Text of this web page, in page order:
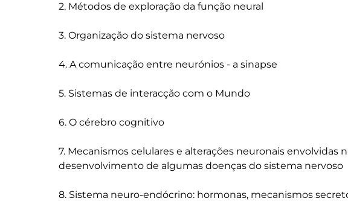
2. Métodos de exploração da função neural
3. Organização do sistema nervoso
4. A comunicação entre neurónios - a sinapse
5. Sistemas de interacção com o Mundo
6. O cérebro cognitivo
7. Mecanismos celulares e alterações neuronais envolvidas
desenvolvimento de algumas doenças do sistema nervoso
8. Sistema neuro-endócrino: hormonas, mecanismos